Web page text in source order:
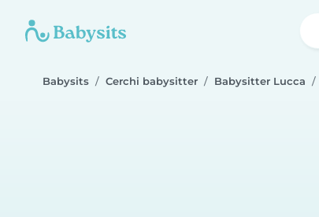
Babysits Cerchi babysitter Babysitter Lucca